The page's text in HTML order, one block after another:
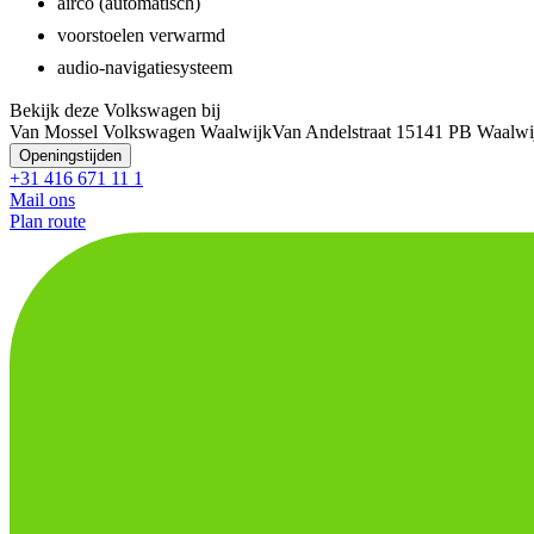
voorstoelen verwarmd
audio-navigatiesysteem
Bekijk deze Volkswagen bij
Van Mossel Volkswagen WaalwijkVan Andelstraat 1 5141 PB
Openingstijden
+31 416 671 11 1
Mail ons
Plan route